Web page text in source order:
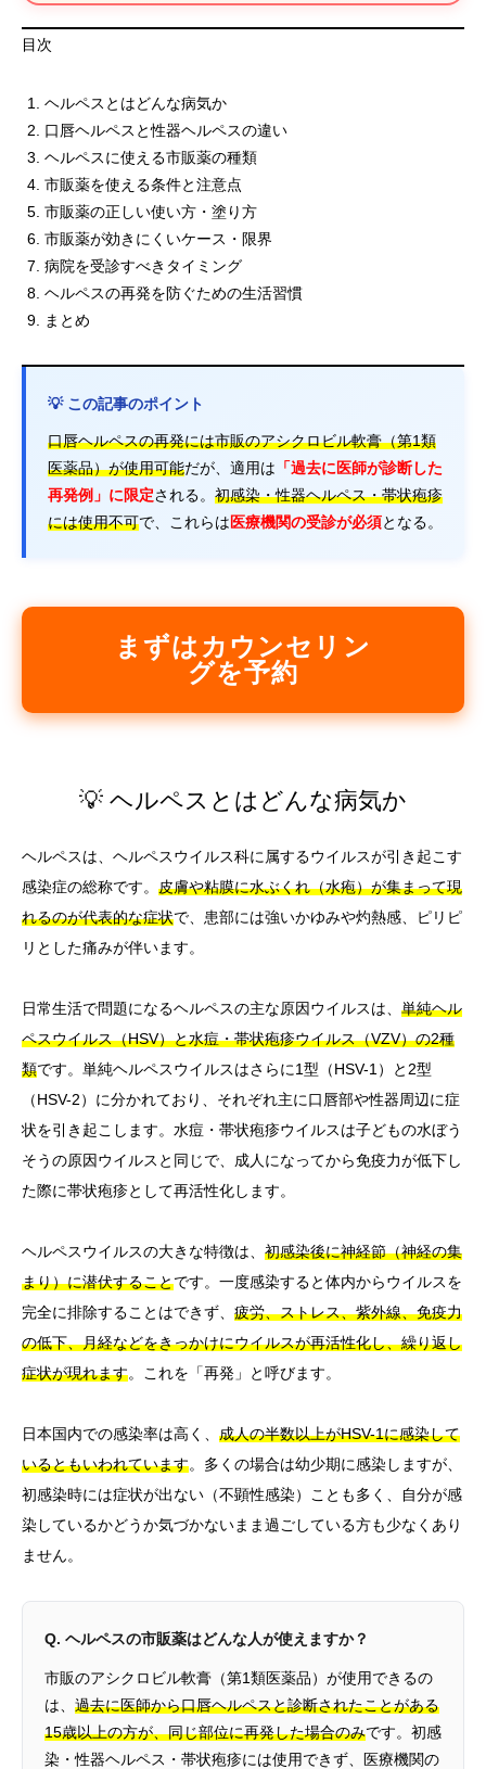
目次
ヘルペスとはどんな病気か
口唇ヘルペスと性器ヘルペスの違い
ヘルペスに使える市販薬の種類
市販薬を使える条件と注意点
市販薬の正しい使い方・塗り方
市販薬が効きにくいケース・限界
病院を受診すべきタイミング
ヘルペスの再発を防ぐための生活習慣
まとめ
💡 この記事のポイント
口唇ヘルペスの再発には市販のアシクロビル軟膏（第1類
医薬品）が使用可能だが、適用は 「過去に医師が診断した
再発例」に限定される。 初感染・性器ヘルペス・帯状疱疹
には使用不可で、これらは医療機関の受診が必須となる。
まずはカウンセリン
グを予約
💡 ヘルペスとはどんな病気か
ヘルペスは、ヘルペスウイルス科に属するウイルスが引き起こす
感染症の総称です。 皮膚や粘膜に水ぶくれ（水疱）が集まって現
れるのが代表的な症状で、患部には強いかゆみや灼熱感、ピリピ
リとした痛みが伴います。
日常生活で問題になるヘルペスの主な原因ウイルスは、 単純ヘル
ペスウイルス（HSV）と水痘・帯状疱疹ウイルス（VZV）の2種
類です。単純ヘルペスウイルスはさらに1型（HSV-1）と2型
（HSV-2）に分かれており、それぞれ主に口唇部や性器周辺に症
状を引き起こします。水痘・帯状疱疹ウイルスは子どもの水ぼう
そうの原因ウイルスと同じで、成人になってから免疫力が低下し
た際に帯状疱疹として再活性化します。
ヘルペスウイルスの大きな特徴は、 初感染後に神経節（神経の集
まり）に潜伏することです。一度感染すると体内からウイルスを
完全に排除することはできず、 疲労、ストレス、紫外線、免疫力
の低下、月経などをきっかけにウイルスが再活性化し、繰り返し
症状が現れます。これを「再発」と呼びます。
日本国内での感染率は高く、 成人の半数以上がHSV-1に感染して
いるともいわれています。多くの場合は幼少期に感染しますが、
初感染時には症状が出ない（不顕性感染）ことも多く、自分が感
染しているかどうか気づかないまま過ごしている方も少なくあり
ません。
Q. ヘルペスの市販薬はどんな人が使えますか？
市販のアシクロビル軟膏（第1類医薬品）が使用できるの
は、 過去に医師から口唇ヘルペスと診断されたことがある
15歳以上の方が、同じ部位に再発した場合のみです。初感
染・性器ヘルペス・帯状疱疹には使用できず、医療機関の